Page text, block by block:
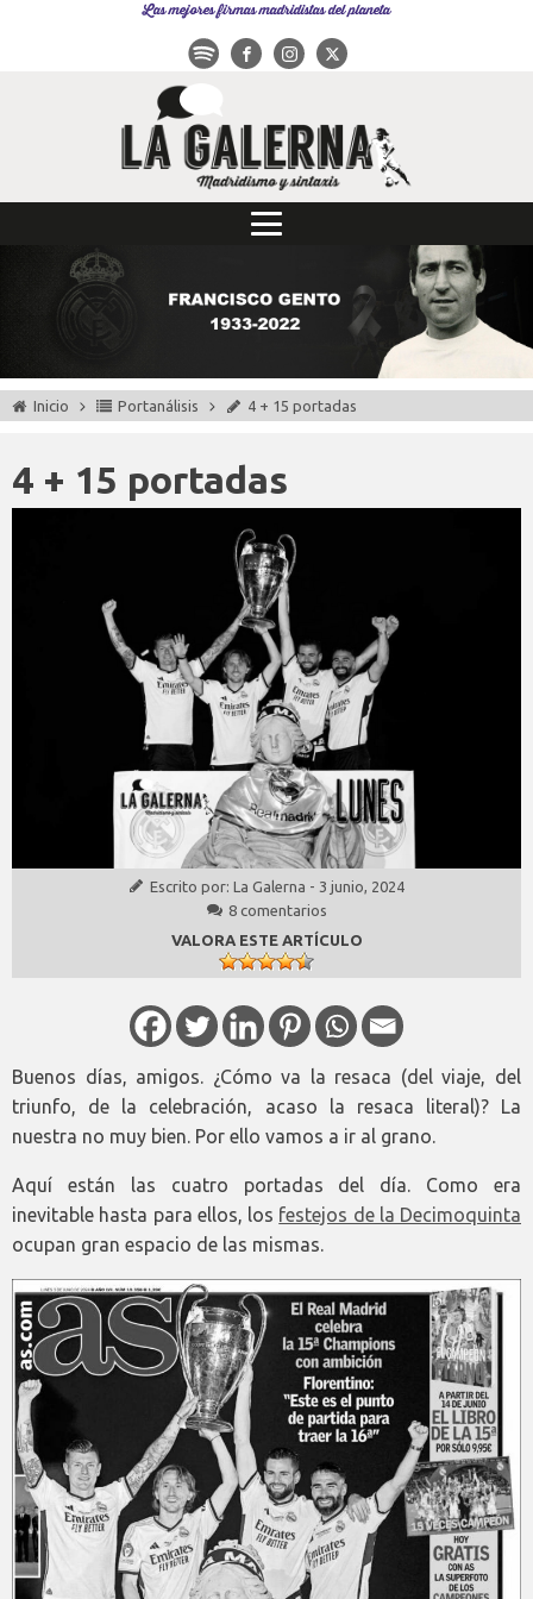
Las mejores firmas madridistas del planeta
Inicio Portanálisis 4 + 15 portadas
4 + 15 portadas
Escrito por: La Galerna - 3 junio, 2024
8 comentarios
VALORA ESTE ARTÍCULO
Buenos días, amigos. ¿Cómo va la resaca (del viaje, del
triunfo, de la celebración, acaso la resaca literal)? La
nuestra no muy bien. Por ello vamos a ir al grano.
Aquí están las cuatro portadas del día. Como era
inevitable hasta para ellos, los festejos de la Decimoquinta
ocupan gran espacio de las mismas.